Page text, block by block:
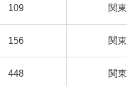
109 関東
156 関東
448 関東